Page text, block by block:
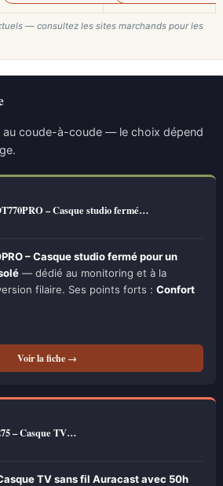
— consultez les sites marchands pour les
au coude-à-coude — le choix dépend
– Casque studio fermé…
– Casque studio fermé pour un
— dédié au monitoring et à la
filaire. Ses points forts : Confort
Voir la fiche →
– Casque TV…
TV sans fil Auracast avec 50h